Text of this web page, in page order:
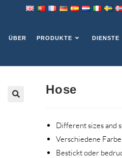
ÜBER PRODUKTE DIENSTE
Hose
Different sizes and
Verschiedene
Bestickt oder